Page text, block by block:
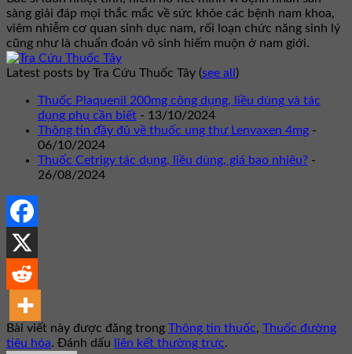
sàng giải đáp mọi thắc mắc về sức khỏe các bệnh nam khoa,
viêm nhiễm cơ quan sinh dục nam, rối loạn chức năng sinh lý
cũng như là chuẩn đoán vô sinh hiếm muộn ở nam giới.
Latest posts by Tra Cứu Thuốc Tây (see all )
Thuốc Plaquenil 200mg công dụng, liều dùng và tác
dụng phụ cần biết - 13/10/2024
Thông tin đầy đủ về thuốc ung thư Lenvaxen 4mg -
06/10/2024
Thuốc Cetrigy tác dụng, liều dùng, giá bao nhiêu? -
26/08/2024
Bài viết này được đăng trong Thông tin thuốc, Thuốc đường
tiêu hóa. Đánh dấu liên kết thường trực.